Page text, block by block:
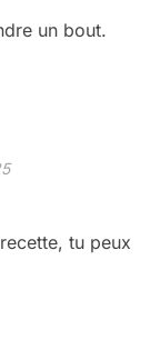
un bout.
tu peux